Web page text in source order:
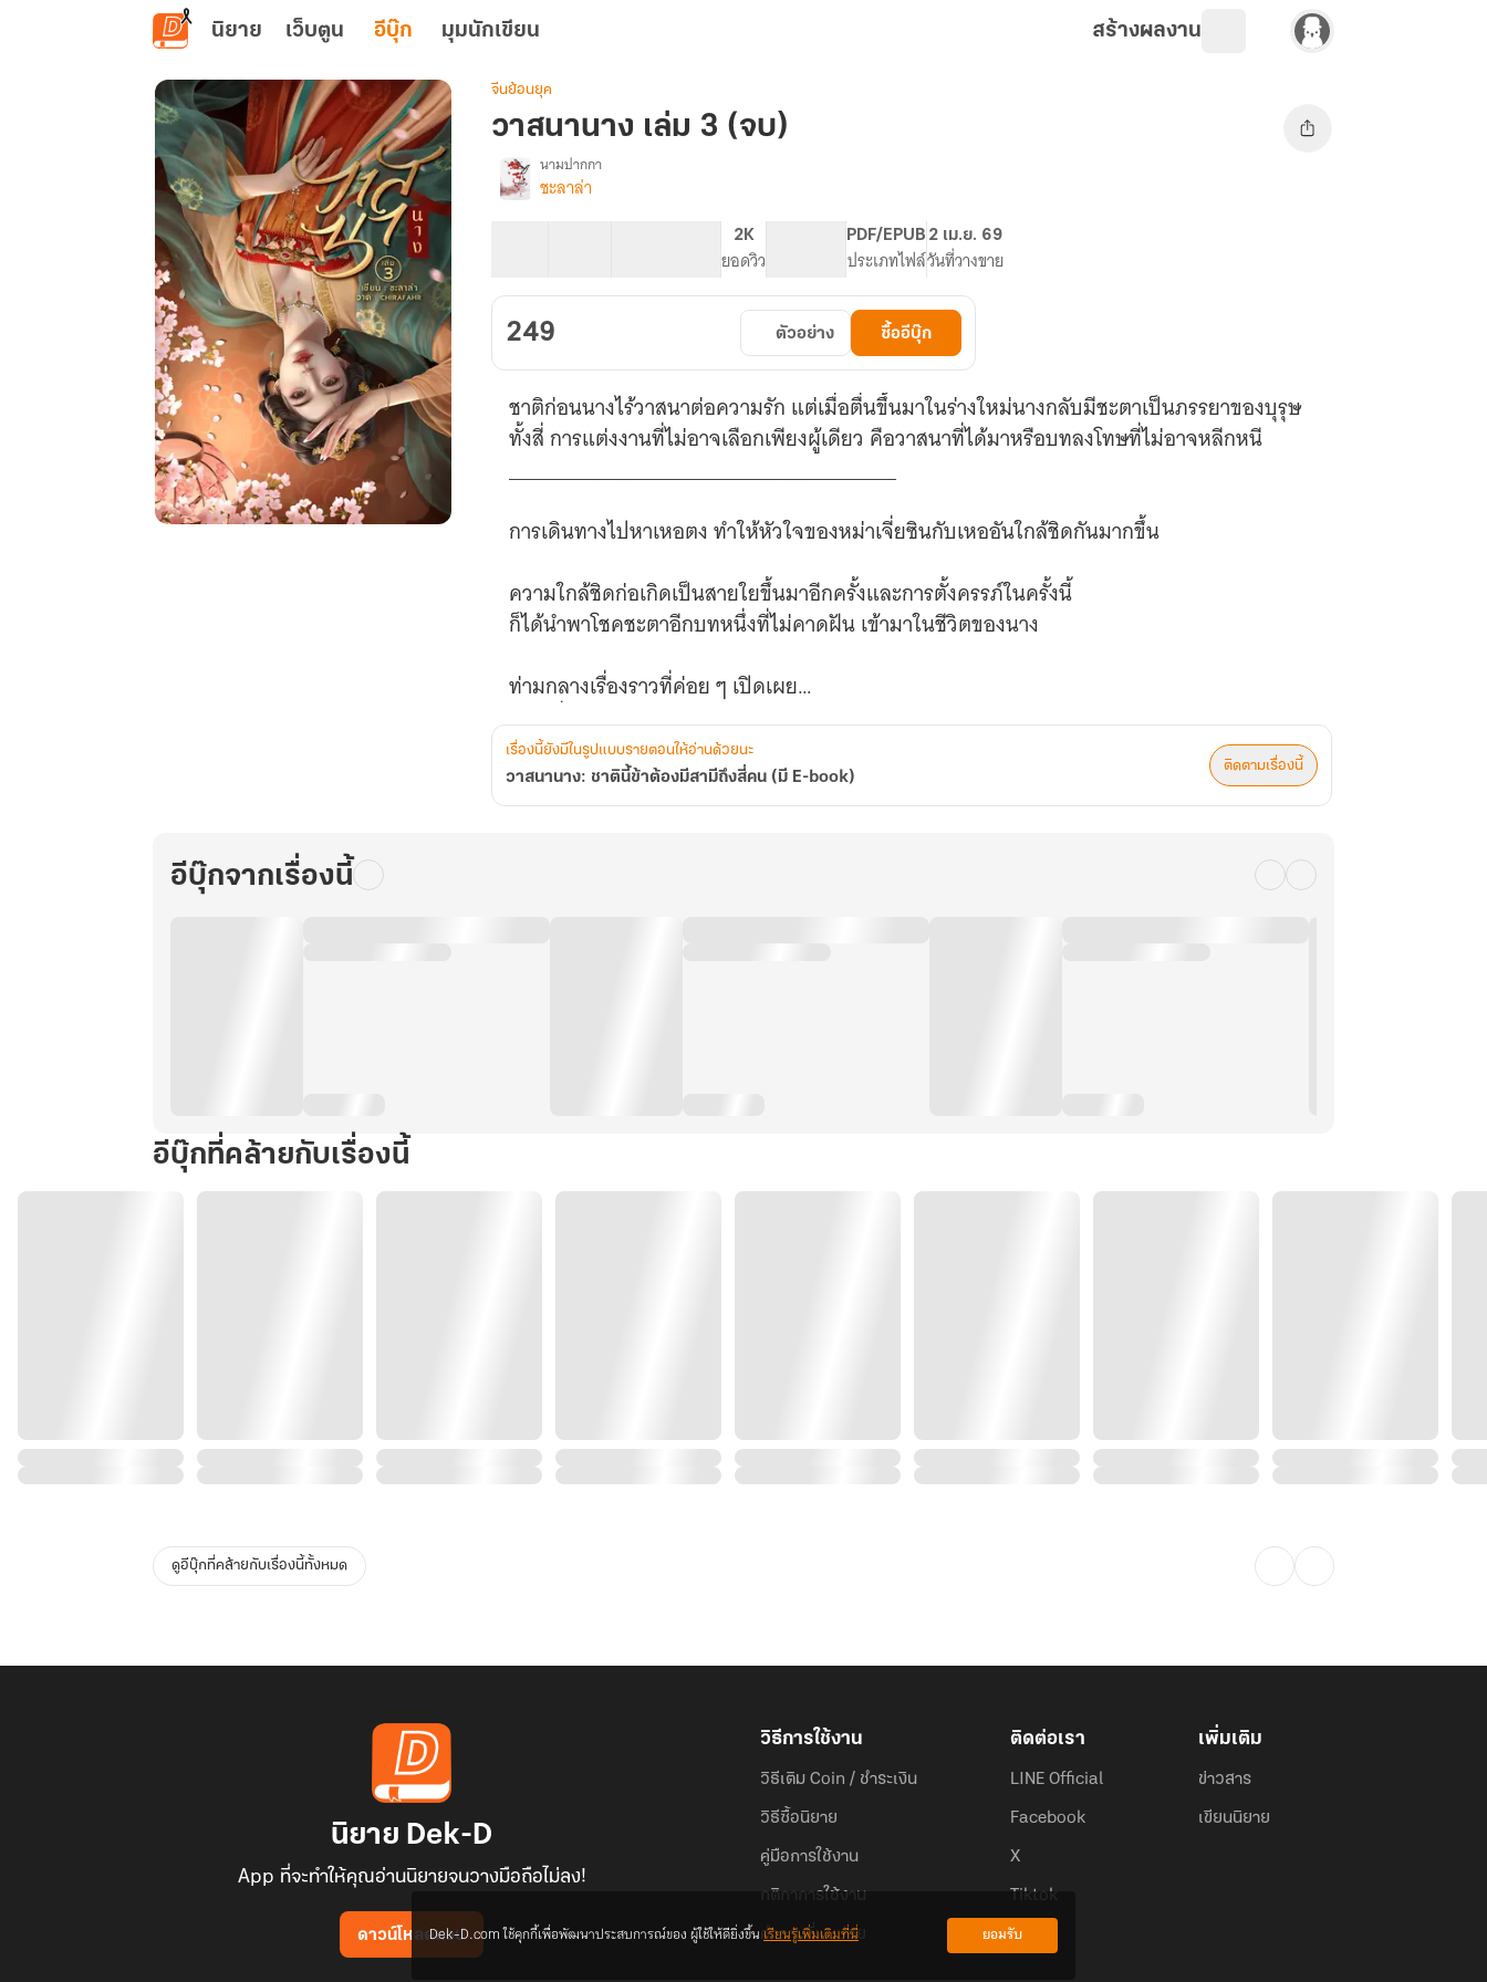
ข้ามไปยังเนื้อหาหลัก
นิยาย เว็บตูน อีบุ๊ก มุมนักเขียน สร้างผลงาน
จีนย้อนยุค
วาสนานาง เล่ม 3 (จบ)
เรื่อง
วาสนา
ข้า
ต้อง
สามี
คน
นามปากกา
ชะลาล่า
2K
ยอดวิว
PDF/EPUB
ประเภทไฟล์
2 เม.ย. 69
วันที่วางขาย
249 ตัวอย่าง ซื้ออีบุ๊ก
ชาติก่อนนางไร้วาสนาต่อความรัก แต่เมื่อตื่นขึ้นมาในร่างใหม่นางกลับมีชะตาเป็นภรรยาของบุรุษ
ทั้งสี่ การแต่งงานที่ไม่อาจเลือกเพียงผู้เดียว คือวาสนาที่ได้มาหรือบทลงโทษที่ไม่อาจหลีกหนี
___________________________________
การเดินทางไปหาเหอตง ทำให้หัวใจของหม่าเจี่ยซินกับเหออันใกล้ชิดกันมากขึ้น
ความใกล้ชิดก่อเกิดเป็นสายใยขึ้นมาอีกครั้งและการตั้งครรภ์ในครั้งนี้
ก็ได้นำพาโชคชะตาอีกบทหนึ่งที่ไม่คาดฝัน เข้ามาในชีวิตของนาง
ท่ามกลางเรื่องราวที่ค่อย ๆ เปิดเผย
หม่าเจี่ยซินได้สัมผัสถึงความลับบางอย่าง
ที่ถูกเก็บงำเอาไว้มาอย่างยาวนาน
และ "ซวนหมิง" บุรุษลึกลับผู้นั้น
คำเตือน : โปรดอ่านตัวอย่างก่อนตัดสินใจซื้อ
เรื่องนี้ยังมีในรูปแบบรายตอนให้อ่านด้วยนะ
วาสนานาง: ชาตินี้ข้าต้องมีสามีถึงสี่คน (มี E-book)
ติดตามเรื่องนี้
อีบุ๊กจากเรื่องนี้
อีบุ๊กที่คล้ายกับเรื่องนี้
ดูอีบุ๊กที่คล้ายกับเรื่องนี้ทั้งหมด
นิยาย Dek-D
App ที่จะทำให้คุณอ่านนิยายจนวางมือถือไม่ลง!
ดาวน์โหลดแอป
วิธีการใช้งาน
วิธีเติม Coin / ชำระเงิน
วิธีซื้อนิยาย
คู่มือการใช้งาน
กติกาการใช้งาน
คำถามที่พบบ่อย
ติดต่อเรา
LINE Official
Facebook
X
Tiktok
เพิ่มเติม
ข่าวสาร
เขียนนิยาย
Dek-D.com ใช้คุกกี้เพื่อพัฒนาประสบการณ์ของ ผู้ใช้ให้ดียิ่งขึ้นเรียนรู้เพิ่มเติมที่นี่ ยอมรับ